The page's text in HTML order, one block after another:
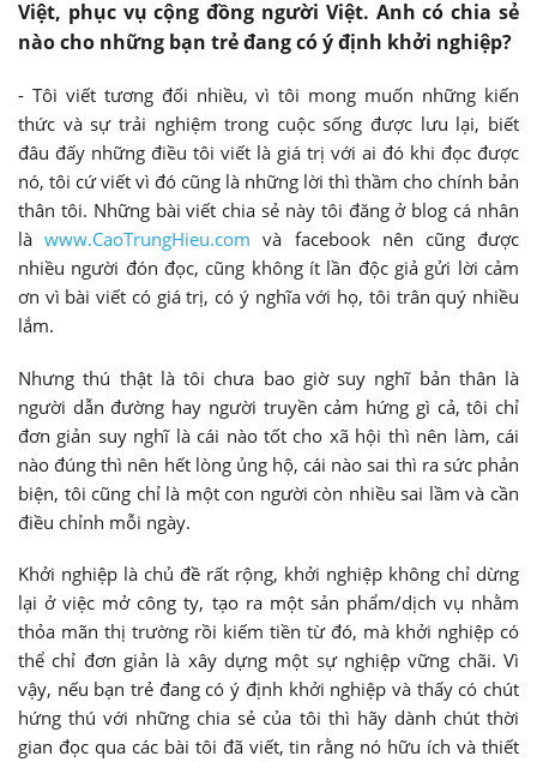
Việt, phục vụ cộng đồng người Việt. Anh có chia sẻ
nào cho những bạn trẻ đang có ý định khởi nghiệp?
- Tôi viết tương đối nhiều, vì tôi mong muốn những kiến
thức và sự trải nghiệm trong cuộc sống được lưu lại, biết
đâu đấy những điều tôi viết là giá trị với ai đó khi đọc được
nó, tôi cứ viết vì đó cũng là những lời thì thầm cho chính bản
thân tôi. Những bài viết chia sẻ này tôi đăng ở blog cá nhân
làwww.CaoTrungHieu.com và facebook nên cũng được
nhiều người đón đọc, cũng không ít lần độc giả gửi lời cảm
ơn vì bài viết có giá trị, có ý nghĩa với họ, tôi trân quý nhiều
lắm.
Nhưng thú thật là tôi chưa bao giờ suy nghĩ bản thân là
người dẫn đường hay người truyền cảm hứng gì cả, tôi chỉ
đơn giản suy nghĩ là cái nào tốt cho xã hội thì nên làm, cái
nào đúng thì nên hết lòng ủng hộ, cái nào sai thì ra sức phản
biện, tôi cũng chỉ là một con người còn nhiều sai lầm và cần
điều chỉnh mỗi ngày.
Khởi nghiệp là chủ đề rất rộng, khởi nghiệp không chỉ dừng
lại ở việc mở công ty, tạo ra một sản phẩm/dịch vụ nhằm
thỏa mãn thị trường rồi kiếm tiền từ đó, mà khởi nghiệp có
thể chỉ đơn giản là xây dựng một sự nghiệp vững chãi. Vì
vậy, nếu bạn trẻ đang có ý định khởi nghiệp và thấy có chút
hứng thú với những chia sẻ của tôi thì hãy dành chút thời
gian đọc qua các bài tôi đã viết, tin rằng nó hữu ích và thiết